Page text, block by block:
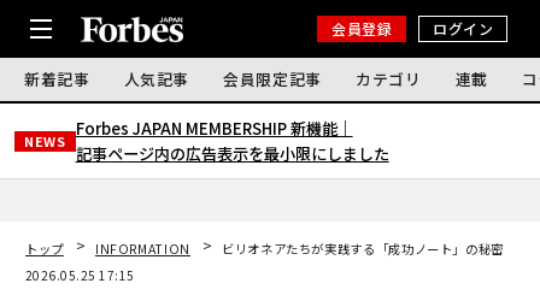
会員登録 ログイン
新着記事 人気記事 会員限定記事 カテゴリ 連載
NEWS
Forbes JAPAN MEMBERSHIP 新機能｜
記事ページ内の広告表示を最小限にしました
トップ INFORMATION
ビリオネアたちが実践する「成功ノート」の秘密
2026.05.25 17:15